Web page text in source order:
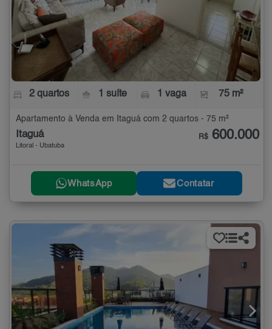
2 quartos 1 suíte 1 vaga 75 m²
Apartamento à Venda em Itaguá com 2 quartos - 75 m²
Itaguá
Litoral - Ubatuba
R$ 600.000
WhatsApp Contatar